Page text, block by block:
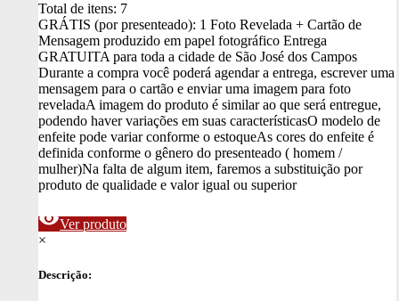
Total de itens: 7
GRÁTIS (por presenteado): 1 Foto Revelada + Cartão de
Mensagem produzido em papel fotográfico Entrega
GRATUITA para toda a cidade de São José dos Campos
Durante a compra você poderá agendar a entrega, escrever uma
mensagem para o cartão e enviar uma imagem para foto
reveladaA imagem do produto é similar ao que será entregue,
podendo haver variações em suas característicasO modelo de
enfeite pode variar conforme o estoqueAs cores do enfeite é
definida conforme o gênero do presenteado ( homem /
mulher)Na falta de algum item, faremos a substituição por
produto de qualidade e valor igual ou superior
visibilityVer produto
×
Descrição: